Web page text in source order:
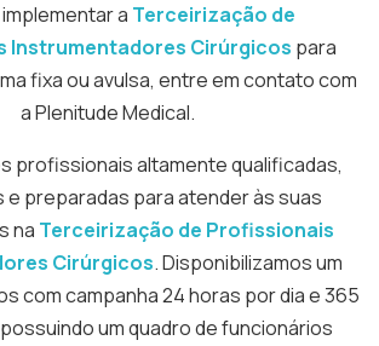
a Terceirização de
Instrumentadores Cirúrgicos para
fixa ou avulsa, entre em contato com
a Plenitude Medical.
profissionais altamente qualificadas,
e preparadas para atender às suas
na Terceirização de Profissionais
Cirúrgicos. Disponibilizamos um
com campanha 24 horas por dia e 365
um quadro de funcionários